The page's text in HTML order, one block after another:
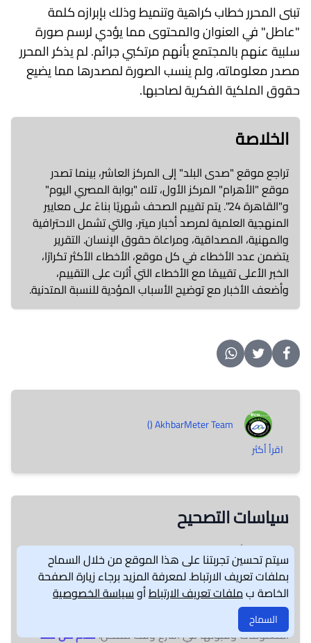
تبنى المحرر خطاب كراهية وتنميط وذلك بإبرازه كلمة
"عاطل" في العنوان والمحتوى مما يؤدي لرسم صورة
سلبية عنهم بالمجتمع بأنهم مرتكبي جرائم. لم يذكر المحرر
مصدر معلوماته، ولم ينسب الصورة لمصدرها مما يضيع
حقوق الملكية الفكرية لصاحبها.
الخلاصة
تراجع موقع "صدى البلد" إلى المركز العاشر، بينما تصدر
موقع "الأهرام" المركز الأول، تلاه "بوابة المصري اليوم"
و"القاهرة 24". يتم تقييم الصحف شهريًا بناءً على معايير
المنهجية العلمية لمرصد أخبار ميتر، والتي تشمل الاحترافية
والمهنية، المصداقية، ومراعاة حقوق الإنسان. التقرير
يتضمن عدد الأخطاء في كل موقع، الأخطاء الأكثر تكرارًا،
الخبر الأعلى تقييمًا مع الأخطاء التي أثرت على التقييم،
وأضعف الأخبار مع توضيح الأسباب المؤدية للنسبة المتدنية.
AkhbarMeter Team ()
اقرأ أكثر
سياسات التصحيح
يتيح فريق أخبار ميتر المساحة المناسبة لرد الأشخاص
المعنيين والجمهور على المعلومات الواردة في عملية تقصي
الحقائق بتصحيحها بشفافية كاملة. يمكن التواصل معنا عبر
بريد الموقع الإلكترونيinfo@akhbarmeter.org. كما يتكفل
الفريق بإجراء التصحيحات اللازمة حال التأكد من صحة
المعلومات وقبولها في أسرع وقت ممكن.قدم من هنا
سيتم تحسين تجربتنا على هذا الموقع من خلال السماح
بملفات تعريف الارتباط. لمعرفة المزيد برجاء زيارة الصفحة
الخاصة بملفات تعريف الارتباطأوسياسة الخصوصية
السماح